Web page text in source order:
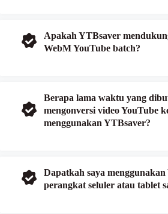
Apakah YTBsaver
WebM YouTube batch?
Berapa lama waktu yang
mengonversi video YouTube
menggunakan YTBsaver?
Dapatkah saya
perangkat seluler atau tablet